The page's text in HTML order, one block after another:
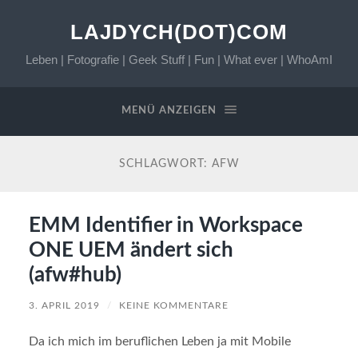
LAJDYCH(DOT)COM
Leben | Fotografie | Geek Stuff | Fun | What ever | WhoAmI
MENÜ ANZEIGEN
SCHLAGWORT: AFW
EMM Identifier in Workspace
ONE UEM ändert sich
(afw#hub)
3. APRIL 2019 / KEINE KOMMENTARE
Da ich mich im beruflichen Leben ja mit Mobile